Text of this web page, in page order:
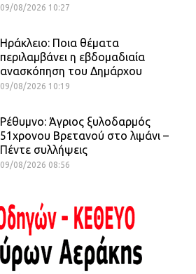
09/08/2026 10:27
Ηράκλειο: Ποια θέματα
περιλαμβάνει η εβδομαδιαία
ανασκόπηση του Δημάρχου
09/08/2026 10:19
Ρέθυμνο: Άγριος ξυλοδαρμός
51χρονου Βρετανού στο λιμάνι –
Πέντε συλλήψεις
09/08/2026 08:56